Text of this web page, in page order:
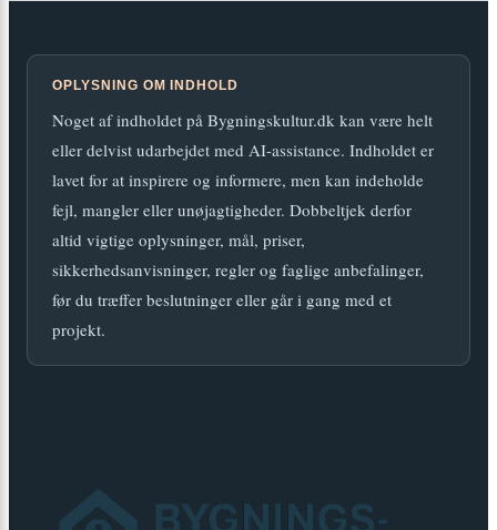
OPLYSNING OM INDHOLD
Noget af indholdet på Bygningskultur.dk kan være helt
eller delvist udarbejdet med AI-assistance. Indholdet er
lavet for at inspirere og informere, men kan indeholde
fejl, mangler eller unøjagtigheder. Dobbeltjek derfor
altid vigtige oplysninger, mål, priser,
sikkerhedsanvisninger, regler og faglige anbefalinger,
før du træffer beslutninger eller går i gang med et
projekt.